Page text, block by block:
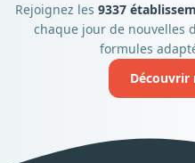
Rejoignez les 9337
chaque jour de nouvelles
formules
Découvrir